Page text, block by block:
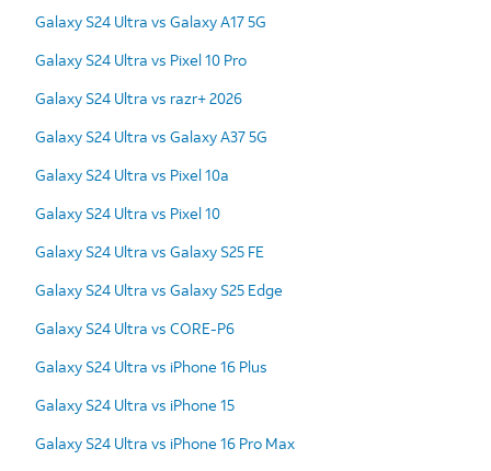
Galaxy S24 Ultra vs Galaxy A17 5G
Galaxy S24 Ultra vs Pixel 10 Pro
Galaxy S24 Ultra vs razr+ 2026
Galaxy S24 Ultra vs Galaxy A37 5G
Galaxy S24 Ultra vs Pixel 10a
Galaxy S24 Ultra vs Pixel 10
Galaxy S24 Ultra vs Galaxy S25 FE
Galaxy S24 Ultra vs Galaxy S25 Edge
Galaxy S24 Ultra vs CORE-P6
Galaxy S24 Ultra vs iPhone 16 Plus
Galaxy S24 Ultra vs iPhone 15
Galaxy S24 Ultra vs iPhone 16 Pro Max